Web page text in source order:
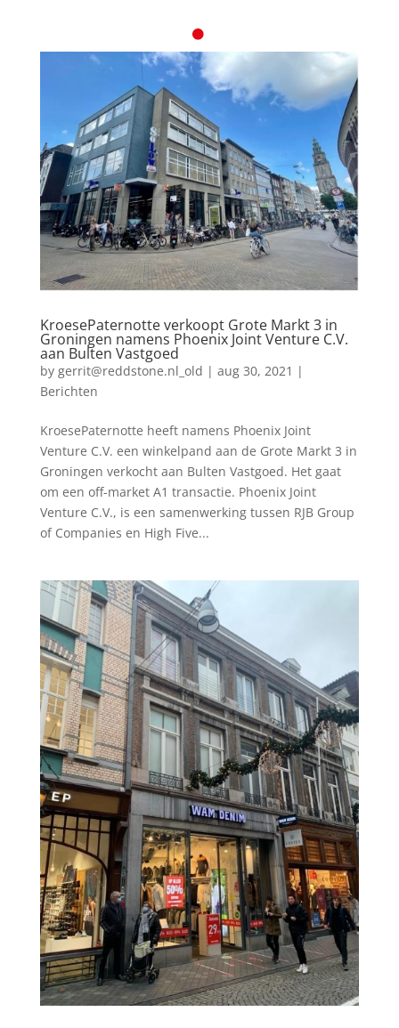
KroesePaternotte verkoopt Grote Markt 3 in
Groningen namens Phoenix Joint Venture C.V.
aan Bulten Vastgoed
by gerrit@reddstone.nl_old | aug 30, 2021 |
Berichten
KroesePaternotte heeft namens Phoenix Joint
Venture C.V. een winkelpand aan de Grote Markt 3 in
Groningen verkocht aan Bulten Vastgoed. Het gaat
om een off-market A1 transactie. Phoenix Joint
Venture C.V., is een samenwerking tussen RJB Group
of Companies en High Five...